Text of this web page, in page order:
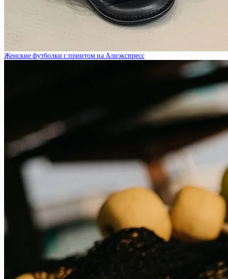
Женские футболки с принтом на Алиэкспресс